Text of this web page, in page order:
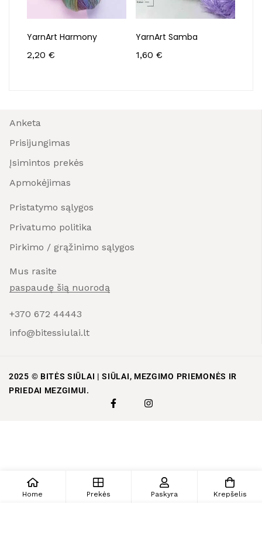
YarnArt Harmony
2,20 €
YarnArt Samba
1,60 €
Anketa
Prisijungimas
Įsimintos prekės
Apmokėjimas
Pristatymo sąlygos
Privatumo politika
Pirkimo / grąžinimo sąlygos
Mus rasite
paspaudę šią nuorodą
+370 672 44443
info@bitessiulai.lt
2025 © BITĖS SIŪLAI | SIŪLAI, MEZGIMO PRIEMONĖS IR
PRIEDAI MEZGIMUI.
Home Prekės Paskyra Krepšelis